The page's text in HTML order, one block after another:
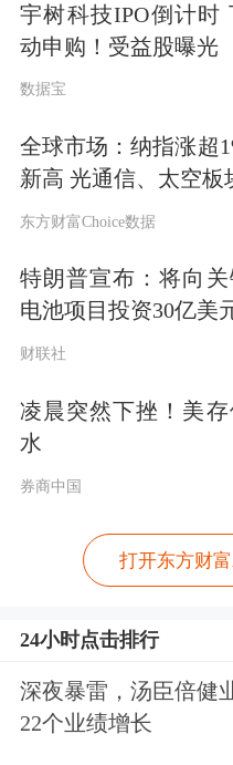
字化转型战略，
构、技术架构与
有强洞察力与成
零售金融、公
动业务发展。
事实上，郑州银
年多家中小银行
成“接力潮”。今
的首席信息官招
高学历，要求候
下，即“80”后，
上学历，且专业需
工程等与科技或
则强调对新兴信
宇树科技IPO倒计时
动申购！受益股曝光
数据宝
全球市场：纳指涨超
新高 光通信、太空板
东方财富Choice数据
特朗普宣布：将向
电池项目投资30亿美
财联社
凌晨突然下挫！美
水
券商中国
打开东方财
24小时点击排行
深夜暴雷，汤臣倍健
22个业绩增长